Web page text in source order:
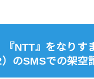
『NTT』をなり
のSMSでの架空